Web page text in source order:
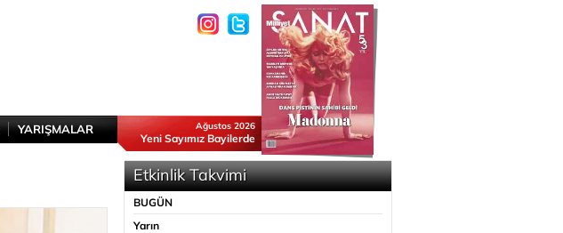
YARIŞMALAR Ağustos 2026
Yeni Sayımız Bayilerde
Etkinlik Takvimi
BUGÜN
Yarın